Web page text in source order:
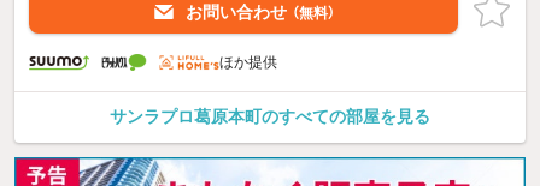
お問い合わせ （無料）
ほか提供
サンラプロ葛原本町のすべての部屋を見る